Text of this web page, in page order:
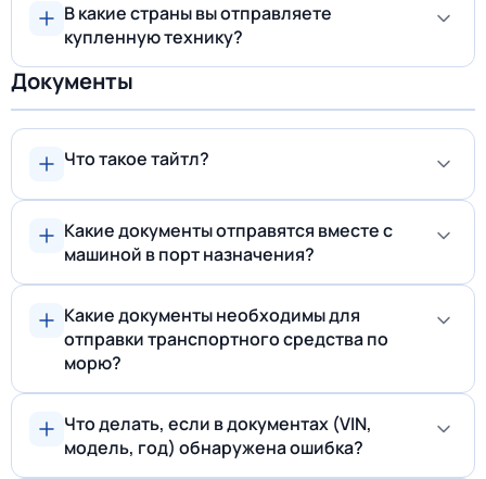
В какие страны вы отправляете
купленную технику?
Документы
Что такое тайтл?
Какие документы отправятся вместе с
машиной в порт назначения?
Какие документы необходимы для
отправки транспортного средства по
морю?
Что делать, если в документах (VIN,
модель, год) обнаружена ошибка?